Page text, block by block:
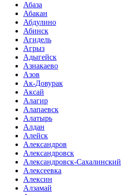
Абаза
Абакан
Абдулино
Абинск
Агидель
Агрыз
Адыгейск
Азнакаево
Азов
Ак-Довурак
Аксай
Алагир
Алапаевск
Алатырь
Алдан
Алейск
Александров
Александровск
Александровск-Сахалинский
Алексеевка
Алексин
Алзамай